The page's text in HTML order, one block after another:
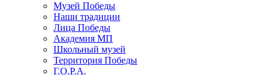
Музей Победы
Наши традиции
Лица Победы
Академия МП
Школьный музей
Территория Победы
Г.О.Р.А.